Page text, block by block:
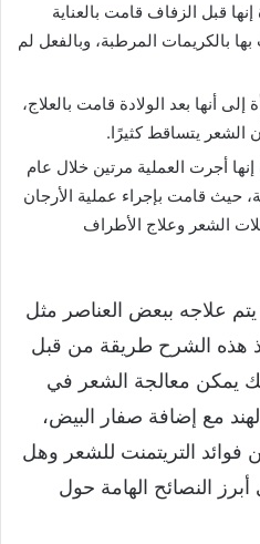
إنها قبل الزفاف قامت بالعناية
بالكريمات المرطبة، وبالفعل لم
إلى أنها بعد الولادة قامت بالعلاج،
الشعر يتساقط كثيرًا.
إنها أجرت العملية مرتين خلال عام
حيث قامت بإجراء عملية الأرجان
الشعر وعلاج الأطراف
يتم علاجه ببعض العناصر مثل
هذه الشرح طريقة من قبل
يمكن معالجة الشعر في
مع إضافة صفار البيض،
فوائد التريتمنت للشعر وهل
النصائح الهامة حول